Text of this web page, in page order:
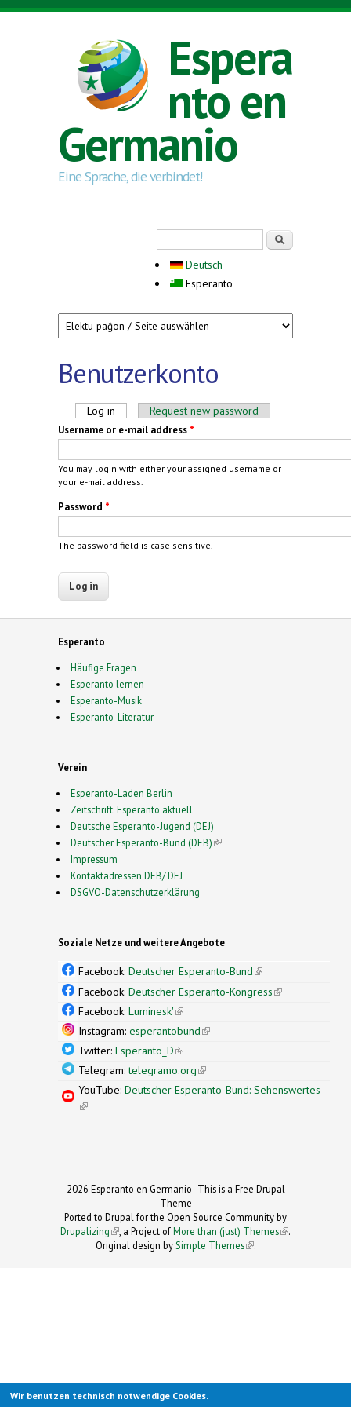
Skip to main content
Espera
nto en
Germanio
Eine Sprache, die verbindet!
Deutsch
Esperanto
Benutzerkonto
Primary tabs
Log in (active tab)Request new password
Username or e-mail address *
You may login with either your assigned username or
your e-mail address.
Password *
The password field is case sensitive.
Esperanto
Häufige Fragen
Esperanto lernen
Esperanto-Musik
Esperanto-Literatur
Verein
Esperanto-Laden Berlin
Zeitschrift: Esperanto aktuell
Deutsche Esperanto-Jugend (DEJ)
Deutscher Esperanto-Bund (DEB)(link is external)
Impressum
Kontaktadressen DEB/ DEJ
DSGVO-Datenschutzerklärung
Soziale Netze und weitere Angebote
Facebook: Deutscher Esperanto-Bund(link is
external)
Facebook: Deutscher Esperanto-Kongress(link is
Facebook: Luminesk'(link is external)
Instagram: esperantobund(link is external)
Twitter: Esperanto_D(link is external)
Telegram:telegramo.org(link is external)
YouTube: Deutscher Esperanto-Bund: Sehenswertes
(link is external)
2026 Esperanto en Germanio- This is a Free Drupal
Theme
Ported to Drupal for the Open Source Community by
Drupalizing(link is external)
, a Project ofMore than (just) Themes (link is
.
Original design by Simple Themes
(link is
.
Wir benutzen technisch notwendige Cookies.